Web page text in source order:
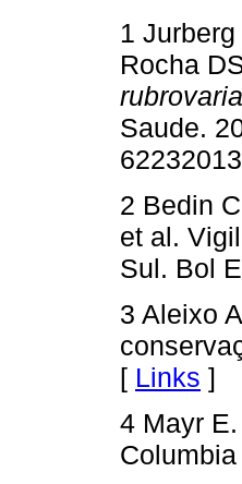
1
Rocha
rubrovaria
Saude.
2 Bedin
et al.
Sul. Bol
3 Aleixo
[ Links ]
4 Mayr